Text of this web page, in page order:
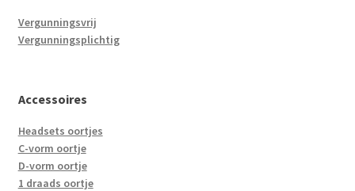
Vergunningsvrij
Vergunningsplichtig
Accessoires
Headsets oortjes
C-vorm oortje
D-vorm oortje
1 draads oortje